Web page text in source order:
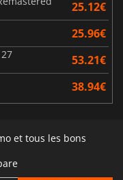
25.12€
25.96€
53.21€
38.94€
et tous les bons